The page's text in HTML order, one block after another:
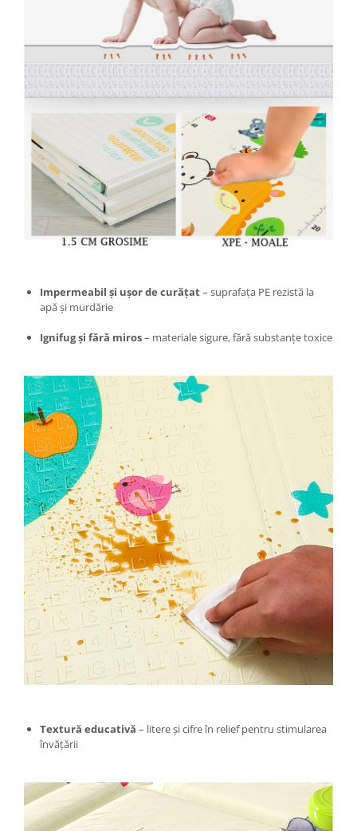
Instalatii Craciun 220V
Instalatii de Craciun
Instalatii liniare si role de furtun
luminos
Instalatii liniare/sir
Instalatii perdea
Instalatii plasa
Instalatii Solare
Instalatii turturi-franjuri
Perdea 220V
Diverse pentru casa si camping
Balamale si zavoare
Accesorii pentru animale
Aparate de Masaj
Articole si accesorii birou
Electrocasnice
Storcatoare / Blendere
Mobilier
Genți de voiaj & genți
Mobilier camping
Sonerii
Impermeabil și ușor de curățat– suprafața PE rezistă la
apă și murdărie
Ignifug și fără miros– materiale sigure, fără substanțe toxice
Textură educativă – litere și cifre în relief pentru stimularea
învățării